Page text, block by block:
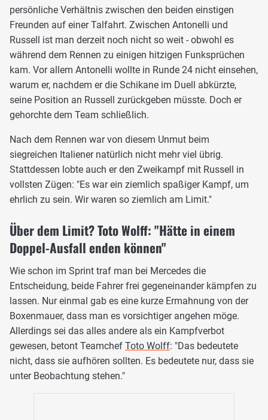
persönliche Verhältnis zwischen den beiden einstigen
Freunden auf einer Talfahrt. Zwischen Antonelli und
Russell ist man derzeit noch nicht so weit - obwohl es
während dem Rennen zu einigen hitzigen Funksprüchen
kam. Vor allem Antonelli wollte in Runde 24 nicht einsehen,
warum er, nachdem er die Schikane im Duell abkürzte,
seine Position an Russell zurückgeben müsste. Doch er
gehorchte dem Team schließlich.
Nach dem Rennen war von diesem Unmut beim
siegreichen Italiener natürlich nicht mehr viel übrig.
Stattdessen lobte auch er den Zweikampf mit Russell in
vollsten Zügen: "Es war ein ziemlich spaßiger Kampf, um
ehrlich zu sein. Wir waren so ziemlich am Limit."
Über dem Limit? Toto Wolff: "Hätte in einem
Doppel-Ausfall enden können"
Wie schon im Sprint traf man bei Mercedes die
Entscheidung, beide Fahrer frei gegeneinander kämpfen zu
lassen. Nur einmal gab es eine kurze Ermahnung von der
Boxenmauer, dass man es vorsichtiger angehen möge.
Allerdings sei das alles andere als ein Kampfverbot
gewesen, betont Teamchef Toto Wolff: "Das bedeutete
nicht, dass sie aufhören sollten. Es bedeutete nur, dass sie
unter Beobachtung stehen."